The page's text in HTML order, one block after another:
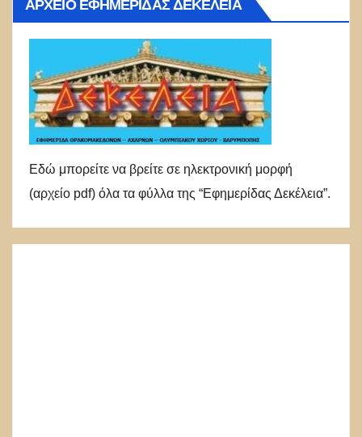
ΑΡΧΕΊΟ ΕΦΗΜΕΡΊΔΑΣ ΔΕΚΈΛΕΙΑ
Εδώ μπορείτε να βρείτε σε ηλεκτρονική μορφή
(αρχείο pdf) όλα τα φύλλα της “Εφημερίδας Δεκέλεια”.